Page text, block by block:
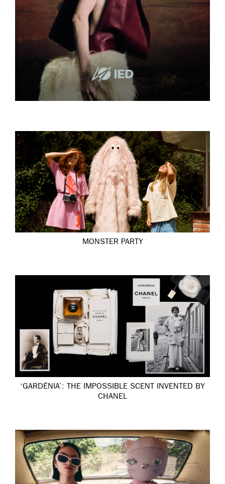
MONSTER PARTY
‘GARDÉNIA’: THE IMPOSSIBLE SCENT INVENTED BY
CHANEL